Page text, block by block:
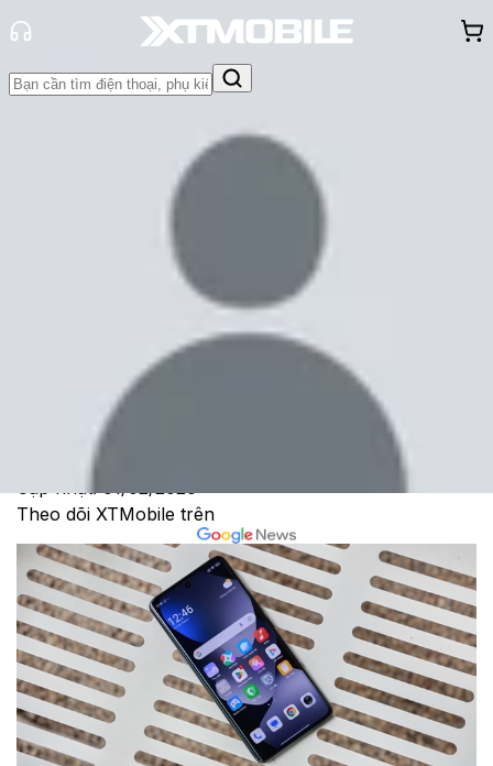
Hỏi đáp Thông báo
Tổng hợp mẹo và thủ thuật trên
Redmi Note 15 series
Trúc Huỳnh
Ngày đăng:
Cập nhật:01/02/2026
Theo dõi XTMobile trên